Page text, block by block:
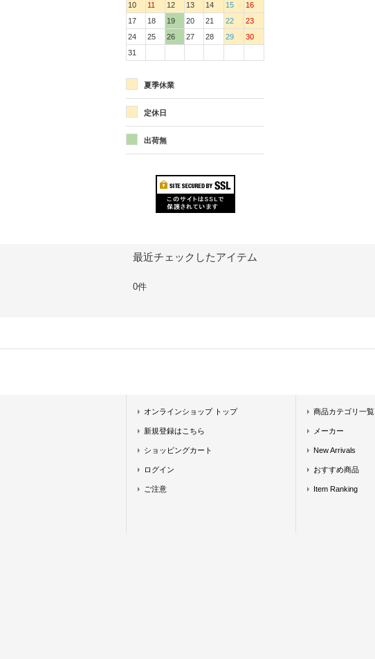
10
11 12 13 14 15
16
17
18 19 20 21 22
23
24
25 26 27 28 29
30
31
夏季休業
定休日
出荷無
最近チェックしたアイテム
0件
オンラインショップ トップ
新規登録はこちら
ショッピングカート
ログイン
ご注意
商品カテゴリ一覧
メーカー
New Arrivals
おすすめ商品
Item Ranking